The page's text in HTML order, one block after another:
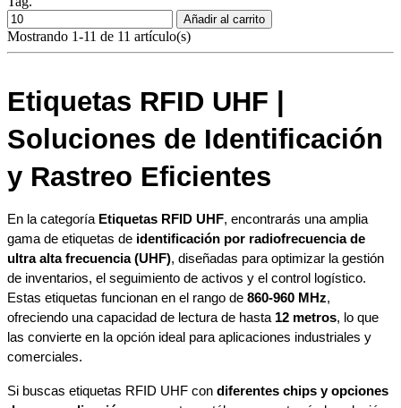
Añadir al carrito
Mostrando 1-11 de 11 artículo(s)
Etiquetas RFID UHF |
Soluciones de Identificación
y Rastreo Eficientes
En la categoría Etiquetas RFID UHF, encontrarás una amplia
gama de etiquetas de identificación por radiofrecuencia de
ultra alta frecuencia (UHF), diseñadas para optimizar la gestión
de inventarios, el seguimiento de activos y el control logístico.
Estas etiquetas funcionan en el rango de 860-960 MHz,
ofreciendo una capacidad de lectura de hasta 12 metros, lo que
las convierte en la opción ideal para aplicaciones industriales y
comerciales.
Si buscas etiquetas RFID UHF con diferentes chips y opciones